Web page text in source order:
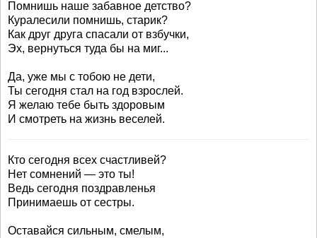
Помнишь наше забавное детство?
Куралесили помнишь, старик?
Как друг друга спасали от взбучки,
Эх, вернуться туда бы на миг...
Да, уже мы с тобою не дети,
Ты сегодня стал на год взрослей.
Я желаю тебе быть здоровым
И смотреть на жизнь веселей.
Кто сегодня всех счастливей?
Нет сомнений — это ты!
Ведь сегодня поздравленья
Принимаешь от сестры.
Оставайся сильным, смелым,